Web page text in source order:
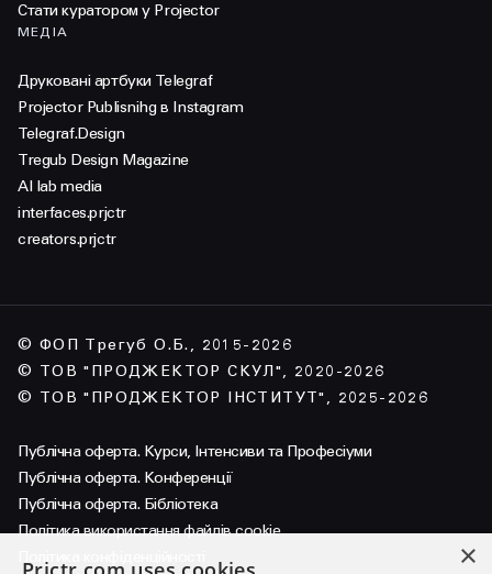
Стати куратором у Projector
МЕДІА
Друковані артбуки Telegraf
Projector Publisnihg в Instagram
Telegraf.Design
Tregub Design Magazine
AI lab media
interfaces.prjctr
creators.prjctr
© ФОП Трегуб О.Б., 2015-2026
© ТОВ "ПРОДЖЕКТОР СКУЛ", 2020-2026
© ТОВ "ПРОДЖЕКТОР ІНСТИТУТ", 2025-2026
Публічна оферта. Курси, Інтенсиви та Професіуми
Публічна оферта. Конференції
Публічна оферта. Бібліотека
Політика використання файлів cookie
×